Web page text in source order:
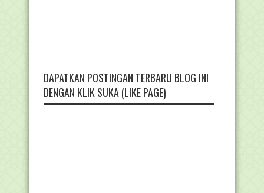
DAPATKAN POSTINGAN TERBARU BLOG INI
DENGAN KLIK SUKA (LIKE PAGE)